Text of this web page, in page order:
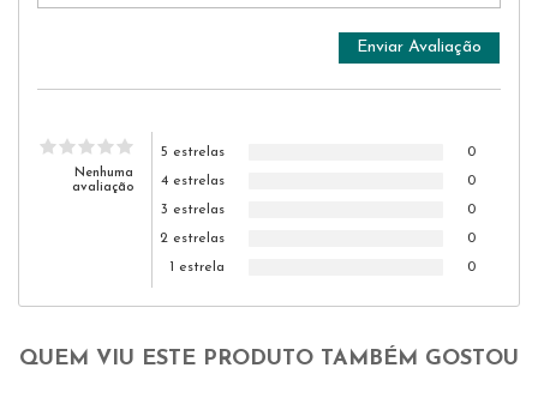
Nenhuma
avaliação
5 estrelas
0
4 estrelas
0
3 estrelas
0
2 estrelas
0
1 estrela
0
QUEM VIU ESTE PRODUTO TAMBÉM GOSTOU